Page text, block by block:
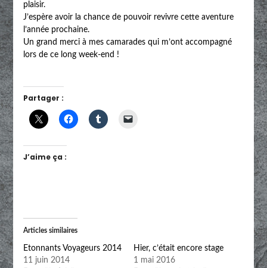
plaisir.
J’espère avoir la chance de pouvoir revivre cette aventure
l’année prochaine.
Un grand merci à mes camarades qui m’ont accompagné
lors de ce long week-end !
Partager :
J’aime ça :
Articles similaires
Etonnants Voyageurs 2014
11 juin 2014
Hier, c’était encore stage
1 mai 2016